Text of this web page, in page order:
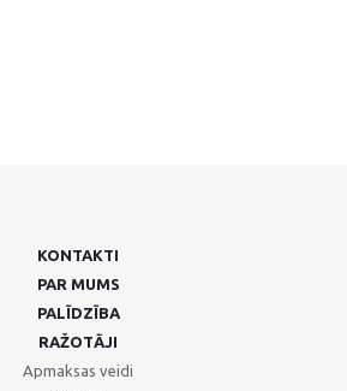
KONTAKTI
PAR MUMS
PALĪDZĪBA
RAŽOTĀJI
Apmaksas veidi